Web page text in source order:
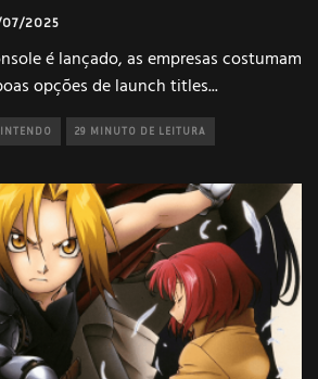
07/2025
é lançado, as empresas costumam
opções de launch titles...
29 MINUTO DE LEITURA